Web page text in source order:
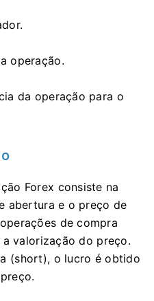
operação.
da operação para o
Forex consiste na
abertura e o preço de
de compra
valorização do preço.
(short), o lucro é obtido